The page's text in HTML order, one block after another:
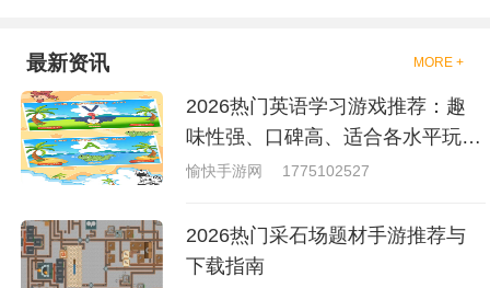
够去进行体验的，我们也是能够
就是收集了一些有意思的拳击游
戏，相信你们一定会喜欢的。
最新资讯 MORE +
2026热门英语学习游戏推荐：趣
味性强、口碑高、适合各水平玩家
的英语游戏合集
愉快手游网 1775102527
2026热门采石场题材手游推荐与
下载指南